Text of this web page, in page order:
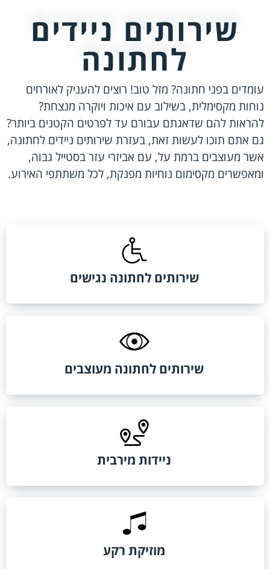
שירותים ניידים
לחתונה
עומדים בפני חתונה? מזל טוב! רוצים להעניק לאורחים
נוחות מקסימלית, בשילוב עם איכות ויוקרה מנצחת?
להראות להם שדאגתם עבורם עד לפרטים הקטנים ביותר?
גם אתם תוכו לעשות זאת, בעזרת שירותים ניידים לחתונה,
אשר מעוצבים ברמת על, עם אביזרי עזר בסטייל גבוה,
ומאפשרים מקסימום נוחיות מפנקת, לכל משתתפי האירוע.
שירותים לחתונה נגישים
שירותים לחתונה מעוצבים
ניידות מירבית
מוזיקת רקע